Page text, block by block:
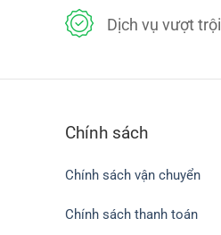
Dịch vụ vượt trội
Chính sách
Chính sách vận chuyển
Chính sách thanh toán